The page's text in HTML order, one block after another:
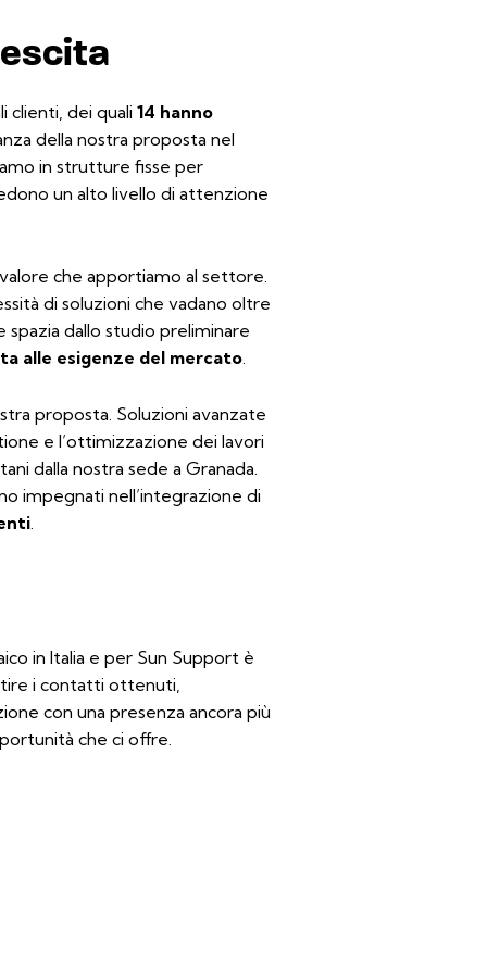
clienti, dei quali 14 hanno
della nostra proposta nel
in strutture fisse per
un alto livello di attenzione
che apportiamo al settore.
di soluzioni che vadano oltre
dallo studio preliminare
alle esigenze del mercato.
proposta. Soluzioni avanzate
e l’ottimizzazione dei lavori
dalla nostra sede a Granada.
impegnati nell’integrazione di
in Italia e per Sun Support è
i contatti ottenuti,
con una presenza ancora più
che ci offre.